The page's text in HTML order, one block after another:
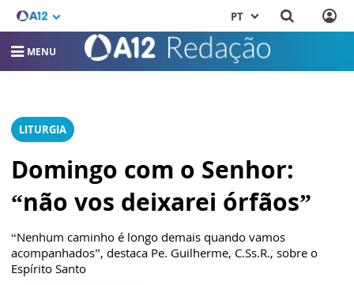
PT
MENU
LITURGIA
Domingo com o Senhor:
“não vos deixarei órfãos”
“Nenhum caminho é longo demais quando vamos
acompanhados”, destaca Pe. Guilherme, C.Ss.R., sobre o
Espírito Santo